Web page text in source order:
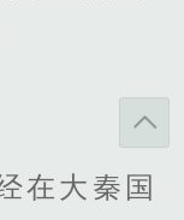
在大秦国